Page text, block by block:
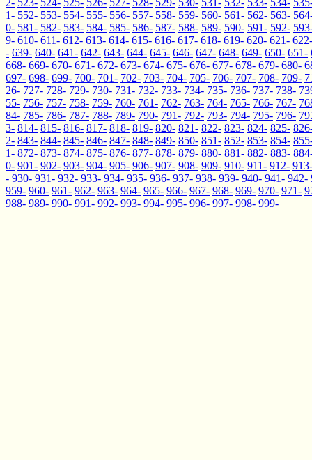
1- 552- 553- 554- 555- 556- 557- 558- 559- 560- 561- 562- 563-
0- 581- 582- 583- 584- 585- 586- 587- 588- 589- 590- 591- 592-
9- 610- 611- 612- 613- 614- 615- 616- 617- 618- 619- 620- 621- 622-
- 639- 640- 641- 642- 643- 644- 645- 646- 647- 648- 649- 650- 651-
668- 669- 670- 671- 672- 673- 674- 675- 676- 677- 678- 679- 680-
697- 698- 699- 700- 701- 702- 703- 704- 705- 706- 707- 708- 709-
26- 727- 728- 729- 730- 731- 732- 733- 734- 735- 736- 737- 738-
55- 756- 757- 758- 759- 760- 761- 762- 763- 764- 765- 766- 767-
84- 785- 786- 787- 788- 789- 790- 791- 792- 793- 794- 795- 796-
3- 814- 815- 816- 817- 818- 819- 820- 821- 822- 823- 824- 825-
2- 843- 844- 845- 846- 847- 848- 849- 850- 851- 852- 853- 854-
1- 872- 873- 874- 875- 876- 877- 878- 879- 880- 881- 882- 883-
0- 901- 902- 903- 904- 905- 906- 907- 908- 909- 910- 911- 912- 913-
- 930- 931- 932- 933- 934- 935- 936- 937- 938- 939- 940- 941- 942-
959- 960- 961- 962- 963- 964- 965- 966- 967- 968- 969- 970- 971-
988- 989- 990- 991- 992- 993- 994- 995- 996- 997- 998- 999-